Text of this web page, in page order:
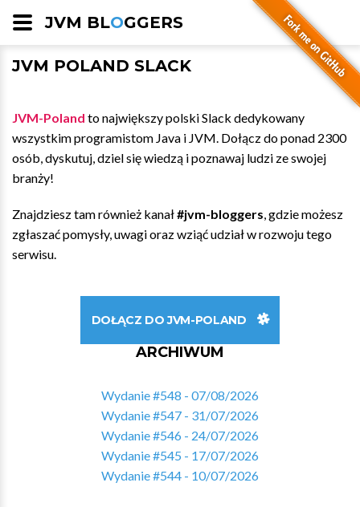
JVM BLOGGERS
JVM POLAND SLACK
JVM-Poland to największy polski Slack dedykowany
wszystkim programistom Java i JVM. Dołącz do ponad 2300
osób, dyskutuj, dziel się wiedzą i poznawaj ludzi ze swojej
branży!
Znajdziesz tam również kanał#jvm-bloggers, gdzie możesz
zgłaszać pomysły, uwagi oraz wziąć udział w rozwoju tego
serwisu.
DOŁĄCZ DO JVM-POLAND
ARCHIWUM
Wydanie #548 - 07/08/2026
Wydanie #547 - 31/07/2026
Wydanie #546 - 24/07/2026
Wydanie #545 - 17/07/2026
Wydanie #544 - 10/07/2026